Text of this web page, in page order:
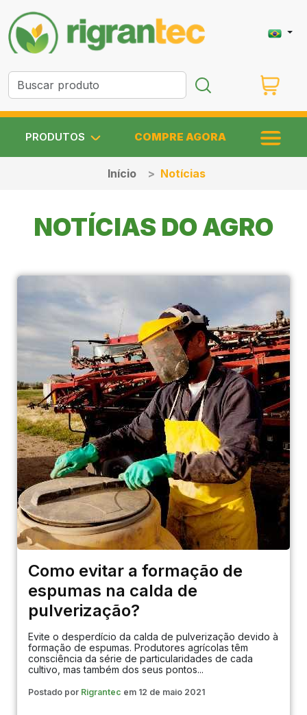
PRODUTOS COMPRE AGORA
PRODUTOS
RIGRANTEC
REPRESENTANTE
DE VENDAS
Início Notícias
NOTÍCIAS DO AGRO
Como evitar a formação de
espumas na calda de
pulverização?
Evite o desperdício da calda de pulverização devido à
formação de espumas. Produtores agrícolas têm
consciência da série de particularidades de cada
cultivo, mas também dos seus pontos...
Postado por Rigrantec em 12 de maio 2021